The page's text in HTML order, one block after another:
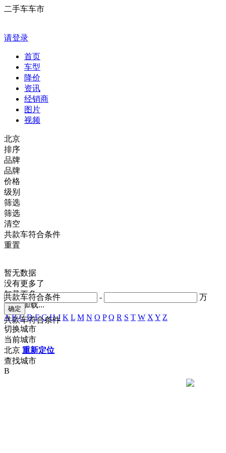
二手车车市
请登录
首页
车型
降价
资讯
经销商
图片
视频
北京
排序
品牌
品牌
价格
- 万
共款车符合条件
级别
共款车符合条件
筛选
筛选
清空
共款车符合条件
重置
暂无数据
没有更多了
加载更多
正在加载...
A B C D F G H J K L M N O P Q R S T W X Y Z
切换城市
当前城市
北京 重新定位
查找城市
B